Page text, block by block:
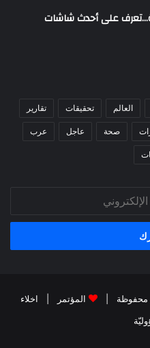
على أحدث شاشات
العالم تحقيقات تقارير
صحة عاجل عرب
المؤتمر
اخلاء